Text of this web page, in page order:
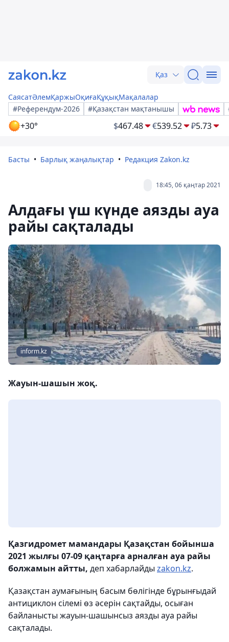
Қаз
СаясатӘлемҚаржыОқиғаҚұқықМақалалар
#Референдум-2026
#Қазақстан мақтанышы
+30° $467.48 €539.52 ₽5.73
Басты Барлық жаңалықтар Редакция Zakon.kz
18:45, 06 қаңтар 2021
Алдағы үш күнде аязды ауа
райы сақталады
inform.kz
Жауын-шашын жоқ.
Қазгидромет мамандары Қазақстан бойынша
2021 жылғы 07-09 қаңтарға арналған ауа райы
болжамын айтты, деп хабарлайды zakon.kz.
Қазақстан аумағының басым бөлігінде бұрынғыдай
антициклон сілемі өз әсерін сақтайды, осыған
байланысты жауын-шашынсыз аязды ауа райы
сақталады.